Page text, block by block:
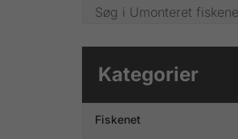
Kategorier
Fiskenet